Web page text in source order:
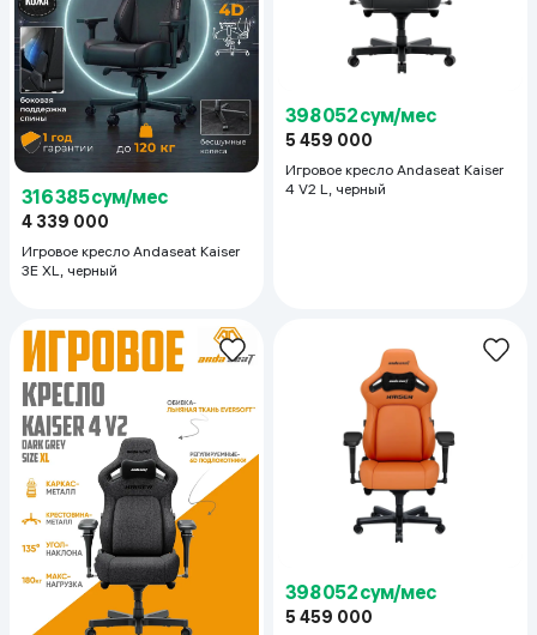
316 385 сум/мес
4 339 000
Игровое кресло Andaseat Kaiser
3E XL, черный
398 052 сум/мес
5 459 000
Игровое кресло Andaseat Kaiser
4 V2 L, черный
398 052 сум/мес
5 459 000